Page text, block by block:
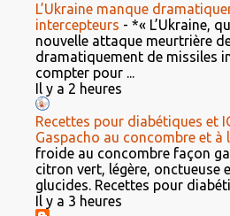
L’Ukraine manque
intercepteurs - *« L’Ukraine,
nouvelle attaque meurtrière
dramatiquement de missiles
compter pour ...
Il y a 2 heures
Recettes pour diabétiques et
Gaspacho au concombre et à
froide au concombre façon
citron vert, légère, onctueuse
glucides. Recettes pour
Il y a 3 heures